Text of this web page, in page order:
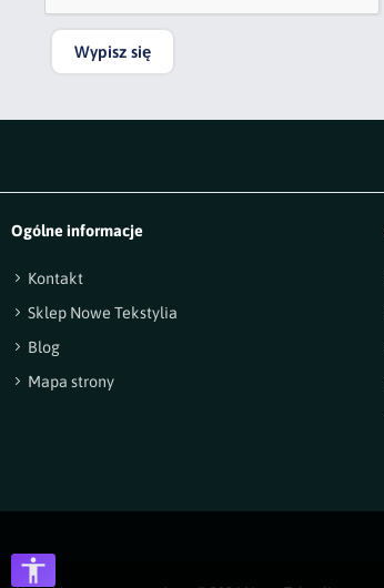
Wypisz się
Ogólne informacje
Kontakt
Sklep Nowe Tekstylia
Blog
Mapa strony